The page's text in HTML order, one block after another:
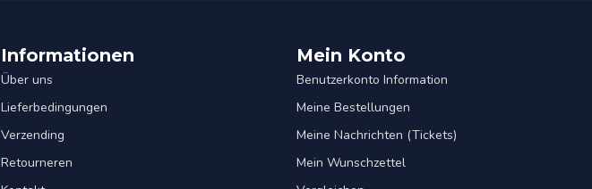
Informationen
Über uns
Lieferbedingungen
Verzending
Retourneren
Mein Konto
Benutzerkonto Information
Meine Bestellungen
Meine Nachrichten (Tickets)
Mein Wunschzettel